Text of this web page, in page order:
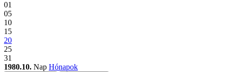
01
05
10
15
20
25
31
1980.10. Nap Hónapok